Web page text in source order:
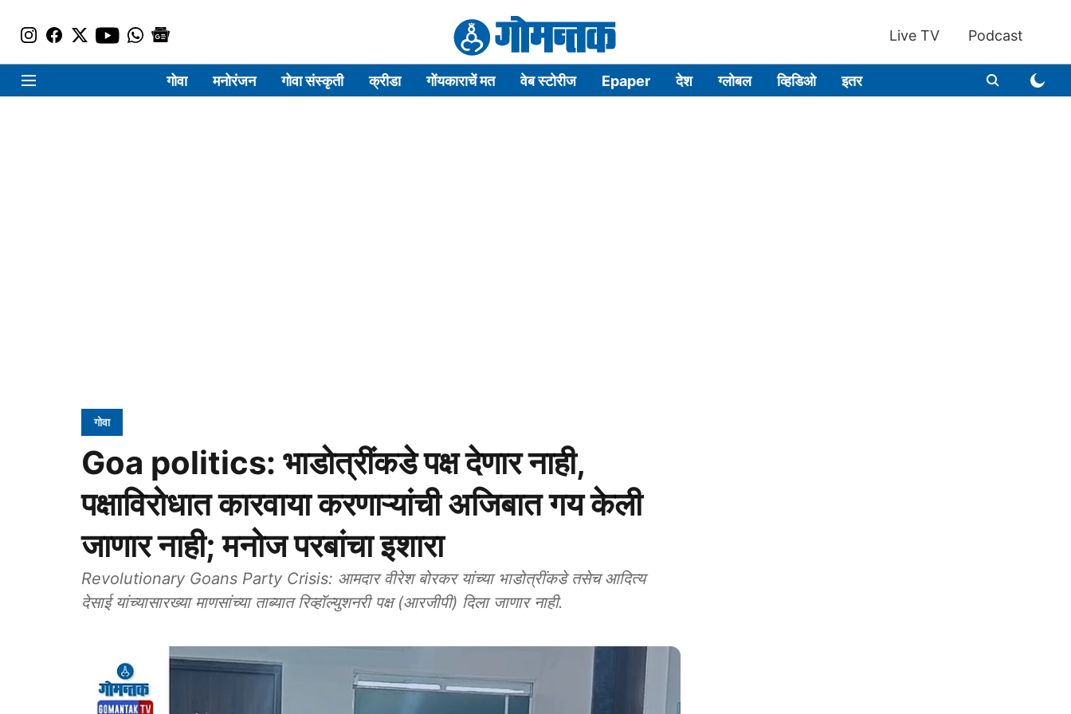
Live TV Podcast
गोवा मनोरंजन गोवा संस्कृती क्रीडा गोंयकाराचें मत वेब स्टोरीज Epaper देश ग्लोबल व्हिडिओ इतर
गोवा
Goa politics: भाडोत्रींकडे पक्ष देणार नाही,
पक्षाविरोधात कारवाया करणाऱ्यांची अजिबात गय केली
जाणार नाही; मनोज परबांचा इशारा
Revolutionary Goans Party Crisis: आमदार वीरेश बोरकर यांच्या भाडोत्रींकडे तसेच आदित्य
देसाई यांच्यासारख्या माणसांच्या ताब्यात रिव्हॉल्युशनरी पक्ष (आरजीपी) दिला जाणार नाही.